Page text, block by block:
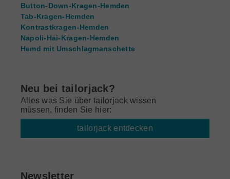
Button-Down-Kragen-Hemden
Tab-Kragen-Hemden
Kontrastkragen-Hemden
Napoli-Hai-Kragen-Hemden
Hemd mit Umschlagmanschette
Neu bei tailorjack?
Alles was Sie über tailorjack wissen
müssen, finden Sie hier:
tailorjack entdecken
Newsletter